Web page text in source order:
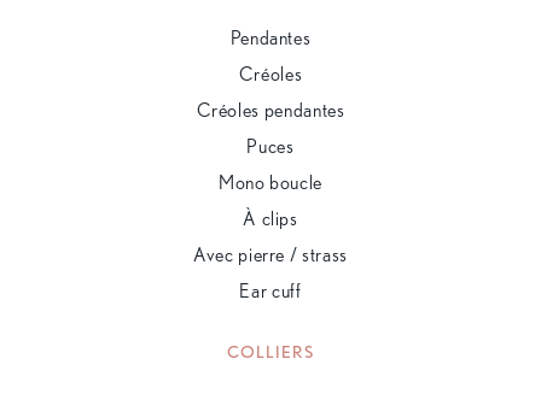
Pendantes
Créoles
Créoles pendantes
Puces
Mono boucle
À clips
Avec pierre / strass
Ear cuff
COLLIERS